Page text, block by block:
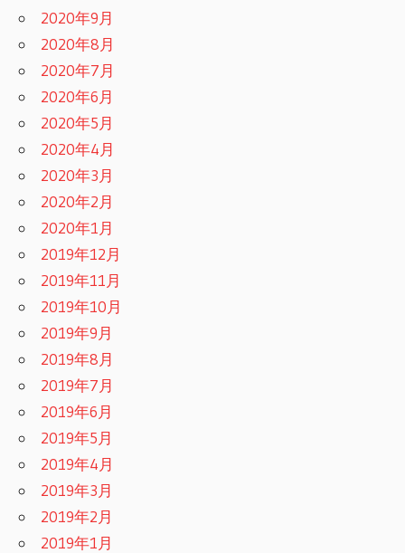
2020年9月
2020年8月
2020年7月
2020年6月
2020年5月
2020年4月
2020年3月
2020年2月
2020年1月
2019年12月
2019年11月
2019年10月
2019年9月
2019年8月
2019年7月
2019年6月
2019年5月
2019年4月
2019年3月
2019年2月
2019年1月